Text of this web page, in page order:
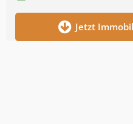
Jetzt